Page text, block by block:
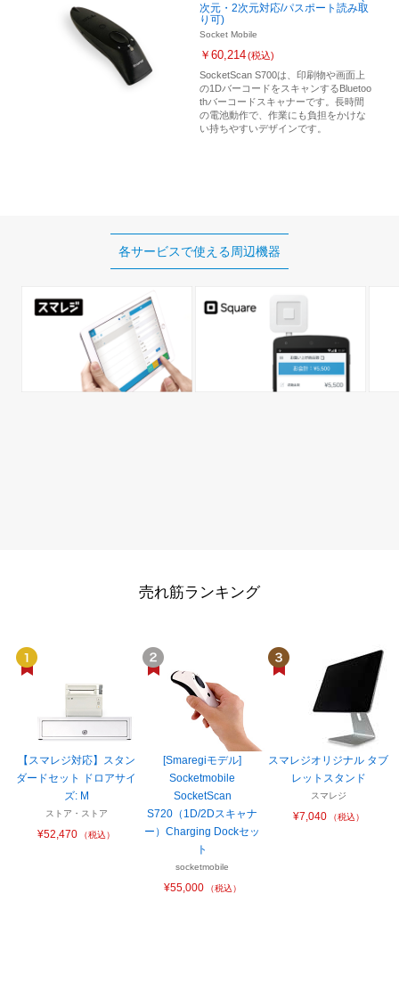
各サービスで使える周辺機器
売れ筋ランキング
【スマレジ対応】スタン
ダードセット ドロアサイ
ズ: M
ストア・ストア
¥52,470 （税込）
[Smaregiモデル]
Socketmobile
SocketScan
S720（1D/2Dスキャナ
ー）Charging Dockセッ
ト
socketmobile
¥55,000 （税込）
スマレジオリジナル タブ
レットスタンド
スマレジ
¥7,040 （税込）
次元・2次元対応/パスポート読み取
り可)
Socket Mobile
￥60,214(税込)
SocketScan S700は、印刷物や画面上
の1DバーコードをスキャンするBluetoo
thバーコードスキャナーです。長時間
の電池動作で、作業にも負担をかけな
い持ちやすいデザインです。